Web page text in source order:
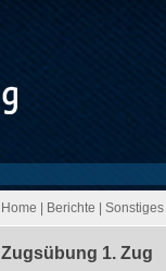
Home Berichte Sonstiges
Zugsübung 1. Zug